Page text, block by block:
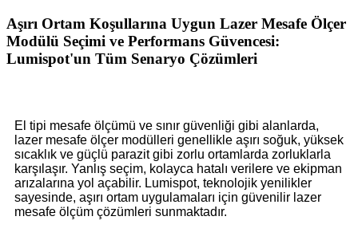
Aşırı Ortam Koşullarına Uygun Lazer Mesafe Ölçer
Modülü Seçimi ve Performans Güvencesi:
Lumispot'un Tüm Senaryo Çözümleri
El tipi mesafe ölçümü ve sınır güvenliği gibi alanlarda,
lazer mesafe ölçer modülleri genellikle aşırı soğuk, yüksek
sıcaklık ve güçlü parazit gibi zorlu ortamlarda zorluklarla
karşılaşır. Yanlış seçim, kolayca hatalı verilere ve ekipman
arızalarına yol açabilir. Lumispot, teknolojik yenilikler
sayesinde, aşırı ortam uygulamaları için güvenilir lazer
mesafe ölçüm çözümleri sunmaktadır.